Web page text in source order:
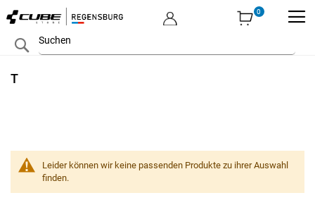
Inhalt
Search
T
Leider können wir keine passenden Produkte zu ihrer Auswahl
finden.